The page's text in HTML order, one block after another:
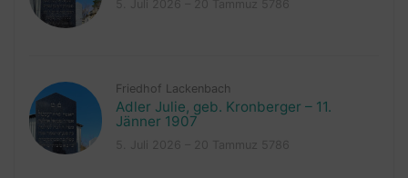
Friedhof Lackenbach
Adler Julie, geb. Kronberger – 11.
Jänner 1907